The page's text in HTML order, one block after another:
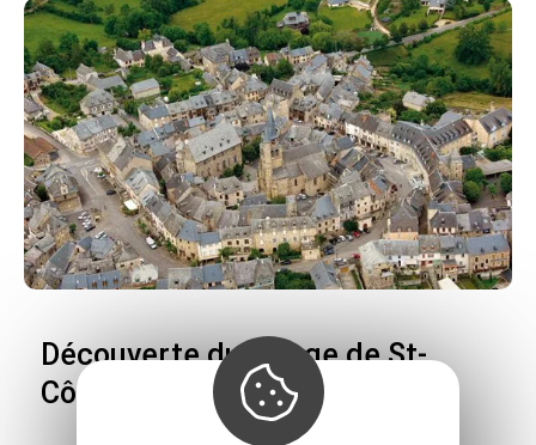
Découverte du village de St-
Côme d'Olt